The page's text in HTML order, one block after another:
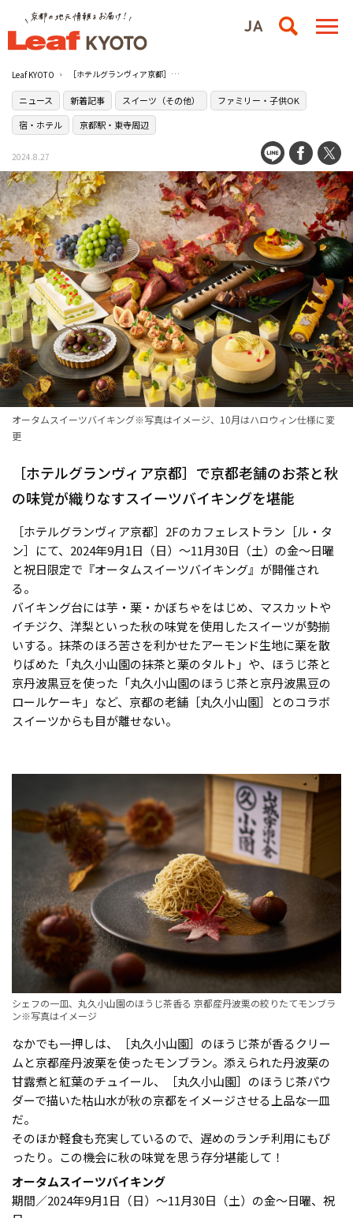
Leaf KYOTO ［ホテルグランヴィア京都］で京都老舗のお茶と秋の味覚が織りなすスイーツバイキングを堪能
ニュース 新着記事 スイーツ（その他）
ファミリー・子供OK
宿・ホテル
京都駅・東寺周辺
2024.8.27
オータムスイーツバイキング※写真はイメージ、10月はハロウィン仕様に変
更
［ホテルグランヴィア京都］で京都老舗のお茶と秋
の味覚が織りなすスイーツバイキングを堪能
［ホテルグランヴィア京都］2Fのカフェレストラン［ル・タ
ン］にて、2024年9月1日（日）〜11月30日（土）の金〜日曜
と祝日限定で『オータムスイーツバイキング』が開催され
る。
バイキング台には芋・栗・かぼちゃをはじめ、マスカットや
イチジク、洋梨といった秋の味覚を使用したスイーツが勢揃
いする。抹茶のほろ苦さを利かせたアーモンド生地に栗を散
りばめた「丸久小山園の抹茶と栗のタルト」や、ほうじ茶と
京丹波黒豆を使った「丸久小山園のほうじ茶と京丹波黒豆の
ロールケーキ」など、京都の老舗［丸久小山園］とのコラボ
スイーツからも目が離せない。
シェフの一皿、丸久小山園のほうじ茶香る 京都産丹波栗の絞りたてモンブラ
ン※写真はイメージ
なかでも一押しは、［丸久小山園］のほうじ茶が香るクリー
ムと京都産丹波栗を使ったモンブラン。添えられた丹波栗の
甘露煮と紅葉のチュイール、［丸久小山園］のほうじ茶パウ
ダーで描いた枯山水が秋の京都をイメージさせる上品な一皿
だ。
そのほか軽食も充実しているので、遅めのランチ利用にもぴ
ったり。この機会に秋の味覚を思う存分堪能して！
オータムスイーツバイキング
期間／2024年9月1日（日）～11月30日（土）の金〜日曜、祝